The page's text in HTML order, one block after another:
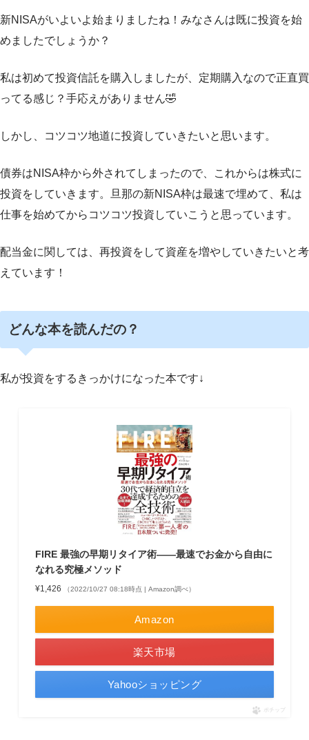
新NISAがいよいよ始まりましたね！みなさんは既に投資を始
めましたでしょうか？
私は初めて投資信託を購入しましたが、定期購入なので正直買
ってる感じ？手応えがありません🤣
しかし、コツコツ地道に投資していきたいと思います。
債券はNISA枠から外されてしまったので、これからは株式に
投資をしていきます。旦那の新NISA枠は最速で埋めて、私は
仕事を始めてからコツコツ投資していこうと思っています。
配当金に関しては、再投資をして資産を増やしていきたいと考
えています！
どんな本を読んだの？
私が投資をするきっかけになった本です↓
FIRE 最強の早期リタイア術――最速でお金から自由に
なれる究極メソッド
¥1,426 （2022/10/27 08:18時点 | Amazon調べ）
Amazon
楽天市場
Yahooショッピング
ポチップ